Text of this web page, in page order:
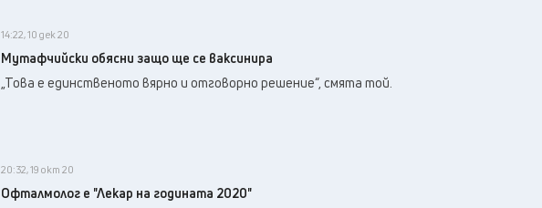
14:22, 10 дек 20
Мутафчийски обясни защо ще се ваксинира
„Това е единственото вярно и отговорно решение“, смята той.
20:32, 19 окт 20
Офталмолог е "Лекар на годината 2020"